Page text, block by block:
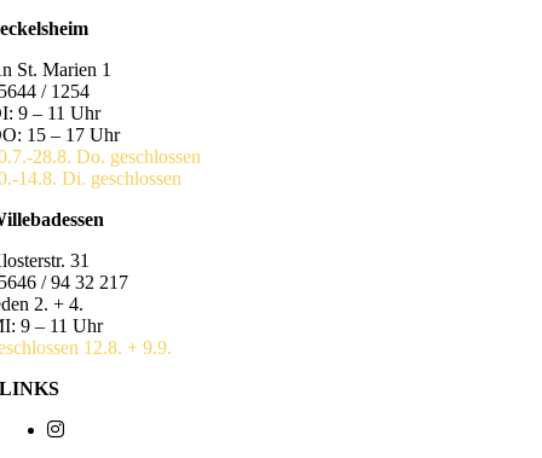
St. Marien 1
/ 1254
9 – 11 Uhr
15 – 17 Uhr
28.8. Do. geschlossen
14.8. Di. geschlossen
31
/ 94 32 217
2. + 4.
9 – 11 Uhr
12.8. + 9.9.
LINKS